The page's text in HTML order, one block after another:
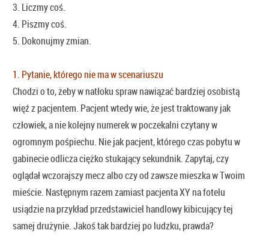
3. Liczmy coś.
4. Piszmy coś.
5. Dokonujmy zmian.
1. Pytanie, którego nie ma w scenariuszu
Chodzi o to, żeby w natłoku spraw nawiązać bardziej osobistą
więź z pacjentem. Pacjent wtedy wie, że jest traktowany jak
człowiek, a nie kolejny numerek w poczekalni czytany w
ogromnym pośpiechu. Nie jak pacjent, którego czas pobytu w
gabinecie odlicza ciężko stukający sekundnik. Zapytaj, czy
oglądał wczorajszy mecz albo czy od zawsze mieszka w Twoim
mieście. Następnym razem zamiast pacjenta XY na fotelu
usiądzie na przykład przedstawiciel handlowy kibicujący tej
samej drużynie. Jakoś tak bardziej po ludzku, prawda?